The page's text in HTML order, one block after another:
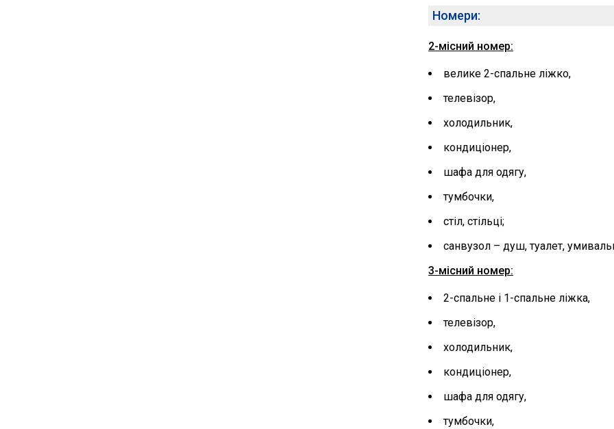
Номери:
2-місний номер:
велике 2-спальне ліжко,
телевізор,
холодильник,
кондиціонер,
шафа для одягу,
тумбочки,
стіл, стільці;
санвузол – душ, туалет,
3-місний номер:
2-спальне і 1-спальне ліжка,
телевізор,
холодильник,
кондиціонер,
шафа для одягу,
тумбочки,